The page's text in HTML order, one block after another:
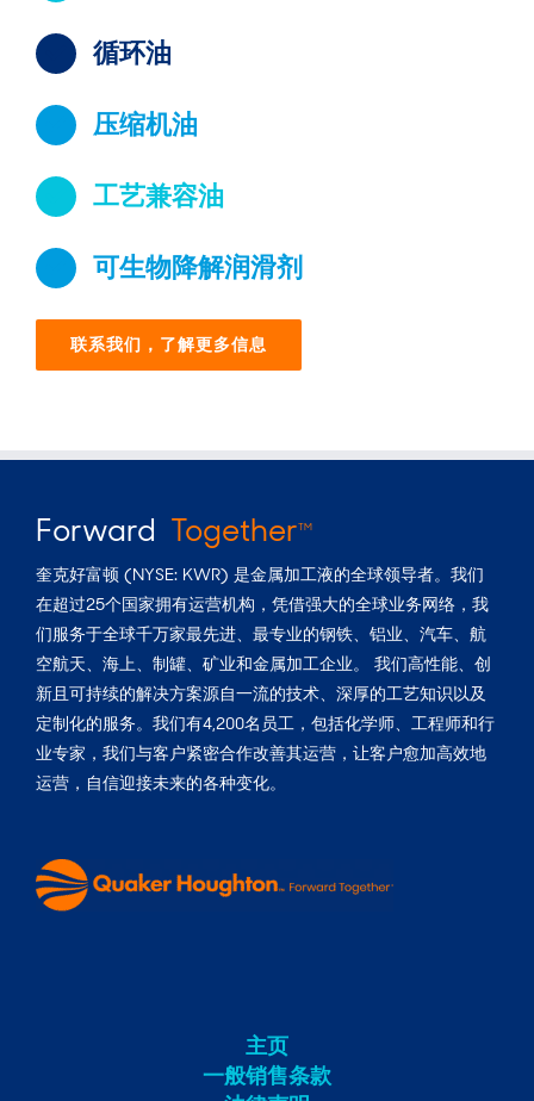
循环油
压缩机油
工艺兼容油
可生物降解润滑剂
联系我们，了解更多信息
Forward TogetherTM
奎克好富顿 (NYSE: KWR) 是金属加工液的全球领导者。我们
在超过25个国家拥有运营机构，凭借强大的全球业务网络，我
们服务于全球千万家最先进、最专业的钢铁、铝业、汽车、航
空航天、海上、制罐、矿业和金属加工企业。 我们高性能、创
新且可持续的解决方案源自一流的技术、深厚的工艺知识以及
定制化的服务。我们有4,200名员工，包括化学师、工程师和行
业专家，我们与客户紧密合作改善其运营，让客户愈加高效地
运营，自信迎接未来的各种变化。
主页
一般销售条款